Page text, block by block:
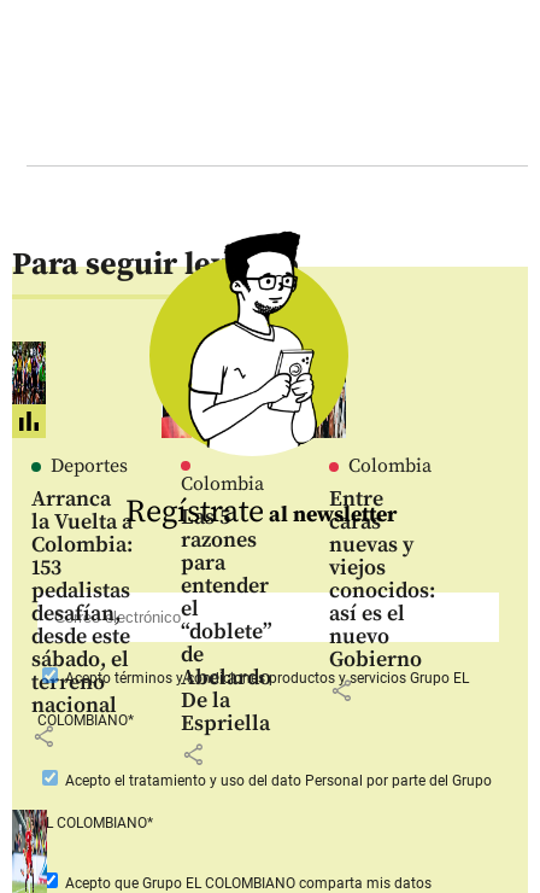
Para seguir leyendo
Deportes
Arranca
la Vuelta a
Colombia:
153
pedalistas
desafían,
desde este
sábado, el
terreno
nacional
share
Colombia
Las 5
razones
para
entender
el
“doblete”
de
Abelardo
De la
Espriella
share
Colombia
Entre
caras
nuevas y
viejos
conocidos:
así es el
nuevo
Gobierno
share
Regístrate al newsletter
Aceptotérminos y condiciones productos y serviciosGrupo EL
COLOMBIANO*
Acepto el tratamiento y uso del dato Personal por parte del Grupo
EL COLOMBIANO*
Acepto que Grupo EL COLOMBIANOcomparta mis datos